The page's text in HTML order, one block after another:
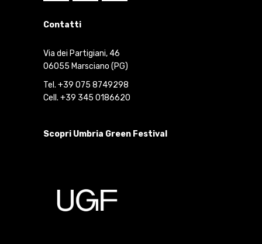
Contatti
Via dei Partigiani, 46
06055 Marsciano (PG)
Tel. +39 075 8749298
Cell. +39 345 0186620
Scopri Umbria Green Festival